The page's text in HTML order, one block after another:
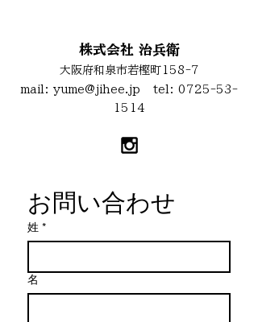
株式会社 治兵衛
大阪府和泉市若樫町158-7
mail: yume@jihee.jp tel: 0725-53-
1514
お問い合わせ
姓 *
名